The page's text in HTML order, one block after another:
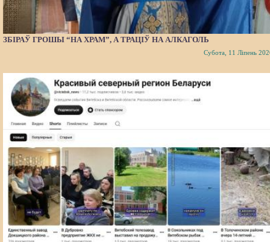
ЗБІРАЎ ГРОШЫ “НА ХРАМ”, А ТРАЦІЎ НА АЛКАГОЛЬ
Субота, 11 Ліпень